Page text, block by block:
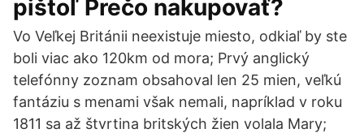
pištoľ Prečo nakupovať?
Vo Veľkej Británii neexistuje miesto, odkiaľ by ste
boli viac ako 120km od mora; Prvý anglický
telefónny zoznam obsahoval len 25 mien, veľkú
fantáziu s menami však nemali, napríklad v roku
1811 sa až štvrtina britských žien volala Mary;